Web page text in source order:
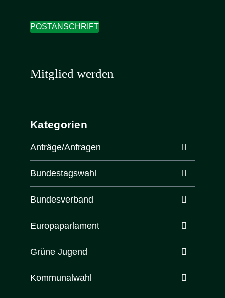
POSTANSCHRIFT
Mitglied werden
Kategorien
Anträge/Anfragen
Bundestagswahl
Bundesverband
Europaparlament
Grüne Jugend
Kommunalwahl